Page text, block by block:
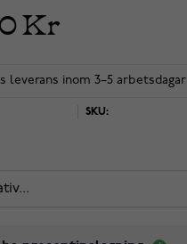
Kr
leverans inom 3–5 arbetsdagar
SKU: